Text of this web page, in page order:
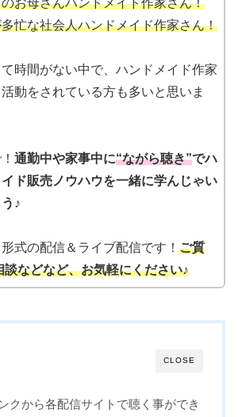
お母さんハンドメイド作家さん！
忙な社会人ハンドメイド作家さん！
時間がない中で、ハンドメイド作家
動をされている方も多いと思いま
通勤中や家事中に“ながら聴き”でハ
イド販売ノウハウを一緒に学んじゃい
♪
式の配信＆ライブ配信です！ ご質
談などなど、お気軽にください♪
CLOSE
クから各配信サイトで聴く事ができ